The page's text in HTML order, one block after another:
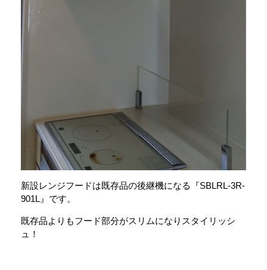
新設レンジフードは既存品の後継機になる『SBLRL-3R-
901L』です。
既存品よりもフード部分がスリムになりスタイリッシ
ュ！